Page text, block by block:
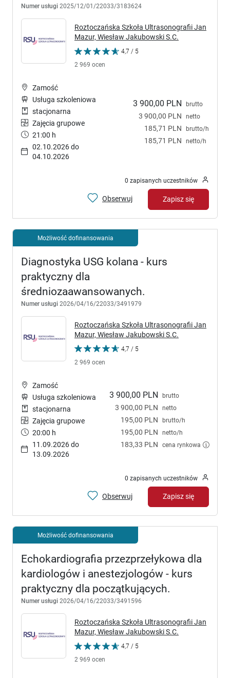
Numer usługi 2025/12/01/22033/3183624
Roztoczańska Szkoła Ultrasonografii Jan
Mazur, Wiesław Jakubowski S.C.
4,7 / 5
2 969 ocen
3 900,00 PLN brutto
3 900,00 PLN netto
185,71 PLN brutto/h
185,71 PLN netto/h
Zamość
Usługa szkoleniowa
stacjonarna
Zajęcia grupowe
21:00 h
02.10.2026 do
04.10.2026
0 zapisanych uczestników
Obserwuj Zapisz się
Możliwość dofinansowania
Diagnostyka USG kolana - kurs
praktyczny dla
średniozaawansowanych.
Numer usługi 2026/04/16/22033/3491979
Roztoczańska Szkoła Ultrasonografii Jan
Mazur, Wiesław Jakubowski S.C.
4,7 / 5
2 969 ocen
3 900,00 PLN brutto
3 900,00 PLN netto
195,00 PLN brutto/h
195,00 PLN netto/h
183,33 PLN cena rynkowa
Zamość
Usługa szkoleniowa
stacjonarna
Zajęcia grupowe
20:00 h
11.09.2026 do
13.09.2026
0 zapisanych uczestników
Obserwuj Zapisz się
Możliwość dofinansowania
Echokardiografia przezprzełykowa dla
kardiologów i anestezjologów - kurs
praktyczny dla początkujących.
Numer usługi 2026/04/16/22033/3491596
Roztoczańska Szkoła Ultrasonografii Jan
Mazur, Wiesław Jakubowski S.C.
4,7 / 5
2 969 ocen